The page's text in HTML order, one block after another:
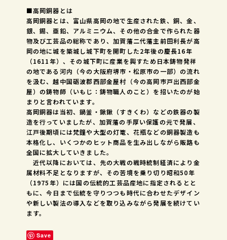
■高岡銅器とは
高岡銅器とは、富山県高岡の地で生産された鉄、銅、金、
銀、錫、亜鉛、アルミニウム、その他の合金で作られた器
物及び工芸品の総称であり、加賀藩二代藩主前田利長が高
岡の地に城を築城し城下町を開町した2年後の慶長16年
（1611年）、その城下町に産業を興すため日本鋳物発祥
の地である河内（今の大阪府堺市・松原市の一部）の流れ
を汲む、越中国砺波郡西部金屋村（今の高岡市戸出西部金
屋）の鋳物師（いもじ：鋳物職人のこと）を招いたのが始
まりと言われています。
高岡銅器は当初、鍋釜・鍬鍬（すきくわ）などの鉄器の製
造を行っていましたが、加賀藩の手厚い保護の元で発展、
江戸後期頃には梵鐘や大型の灯篭、花瓶などの銅器製造も
本格化し、いくつかのヒット商品を生み出しながら販路も
全国に拡大していきました。
近代以降においては、先の大戦の戦時統制経済により金
属材料不足となりますが、その苦境を乗り切り昭和50年
（1975年）には国の伝統的工芸品産地に指定されるとと
もに、今日まで伝統を守りつつも時代に合わせたデザイン
や新しい製法の導入などを取り込みながら発展を続けてい
ます。
Save